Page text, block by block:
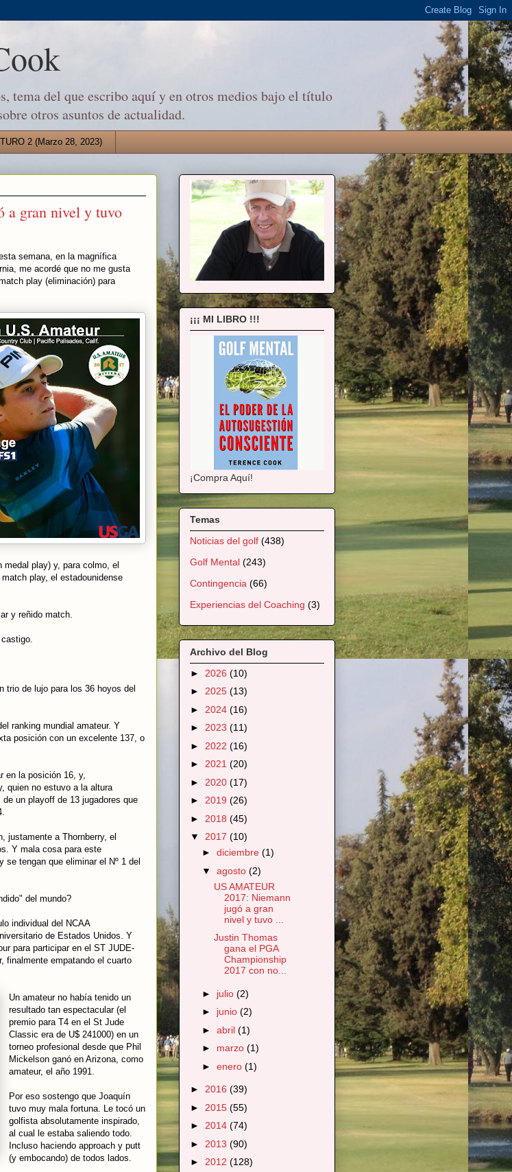
tema del que escribo aquí y en otros medios bajo el título
otros asuntos de actualidad.
2 (Marzo 28, 2023)
a gran nivel y tuvo
semana, en la magnífica
me acordé que no me gusta
play (eliminación) para
play) y, para colmo, el
play, el estadounidense
y reñido match.
trio de lujo para los 36 hoyos del
ranking mundial amateur. Y
posición con un excelente 137, o
en la posición 16, y,
quien no estuvo a la altura
un playoff de 13 jugadores que
justamente a Thornberry, el
Y mala cosa para este
se tengan que eliminar el Nº 1 del
del mundo?
individual del NCAA
de Estados Unidos. Y
para participar en el ST JUDE-
finalmente empatando el cuarto
Un amateur no había tenido un
resultado tan espectacular (el
premio para T4 en el St Jude
Classic era de U$ 241000) en un
torneo profesional desde que Phil
Mickelson ganó en Arizona, como
amateur, el año 1991.
Por eso sostengo que Joaquín
tuvo muy mala fortuna. Le tocó un
golfista absolutamente inspirado,
al cual le estaba saliendo todo.
Incluso haciendo approach y putt
(y embocando) de todos lados.
¡¡¡ MI LIBRO !!!
¡Compra Aquí!
Temas
Noticias del golf (438)
Golf Mental (243)
Contingencia (66)
Experiencias del Coaching (3)
Archivo del Blog
► 2026 (10)
► 2025 (13)
► 2024 (16)
► 2023 (11)
► 2022 (16)
► 2021 (20)
► 2020 (17)
► 2019 (26)
► 2018 (45)
▼ 2017 (10)
► diciembre (1)
▼ agosto (2)
US AMATEUR
2017: Niemann
jugó a gran
nivel y tuvo ...
Justin Thomas
gana el PGA
Championship
2017 con no...
► julio (2)
► junio (2)
► abril (1)
► marzo (1)
► enero (1)
► 2016 (39)
► 2015 (55)
► 2014 (74)
► 2013 (90)
► 2012 (128)